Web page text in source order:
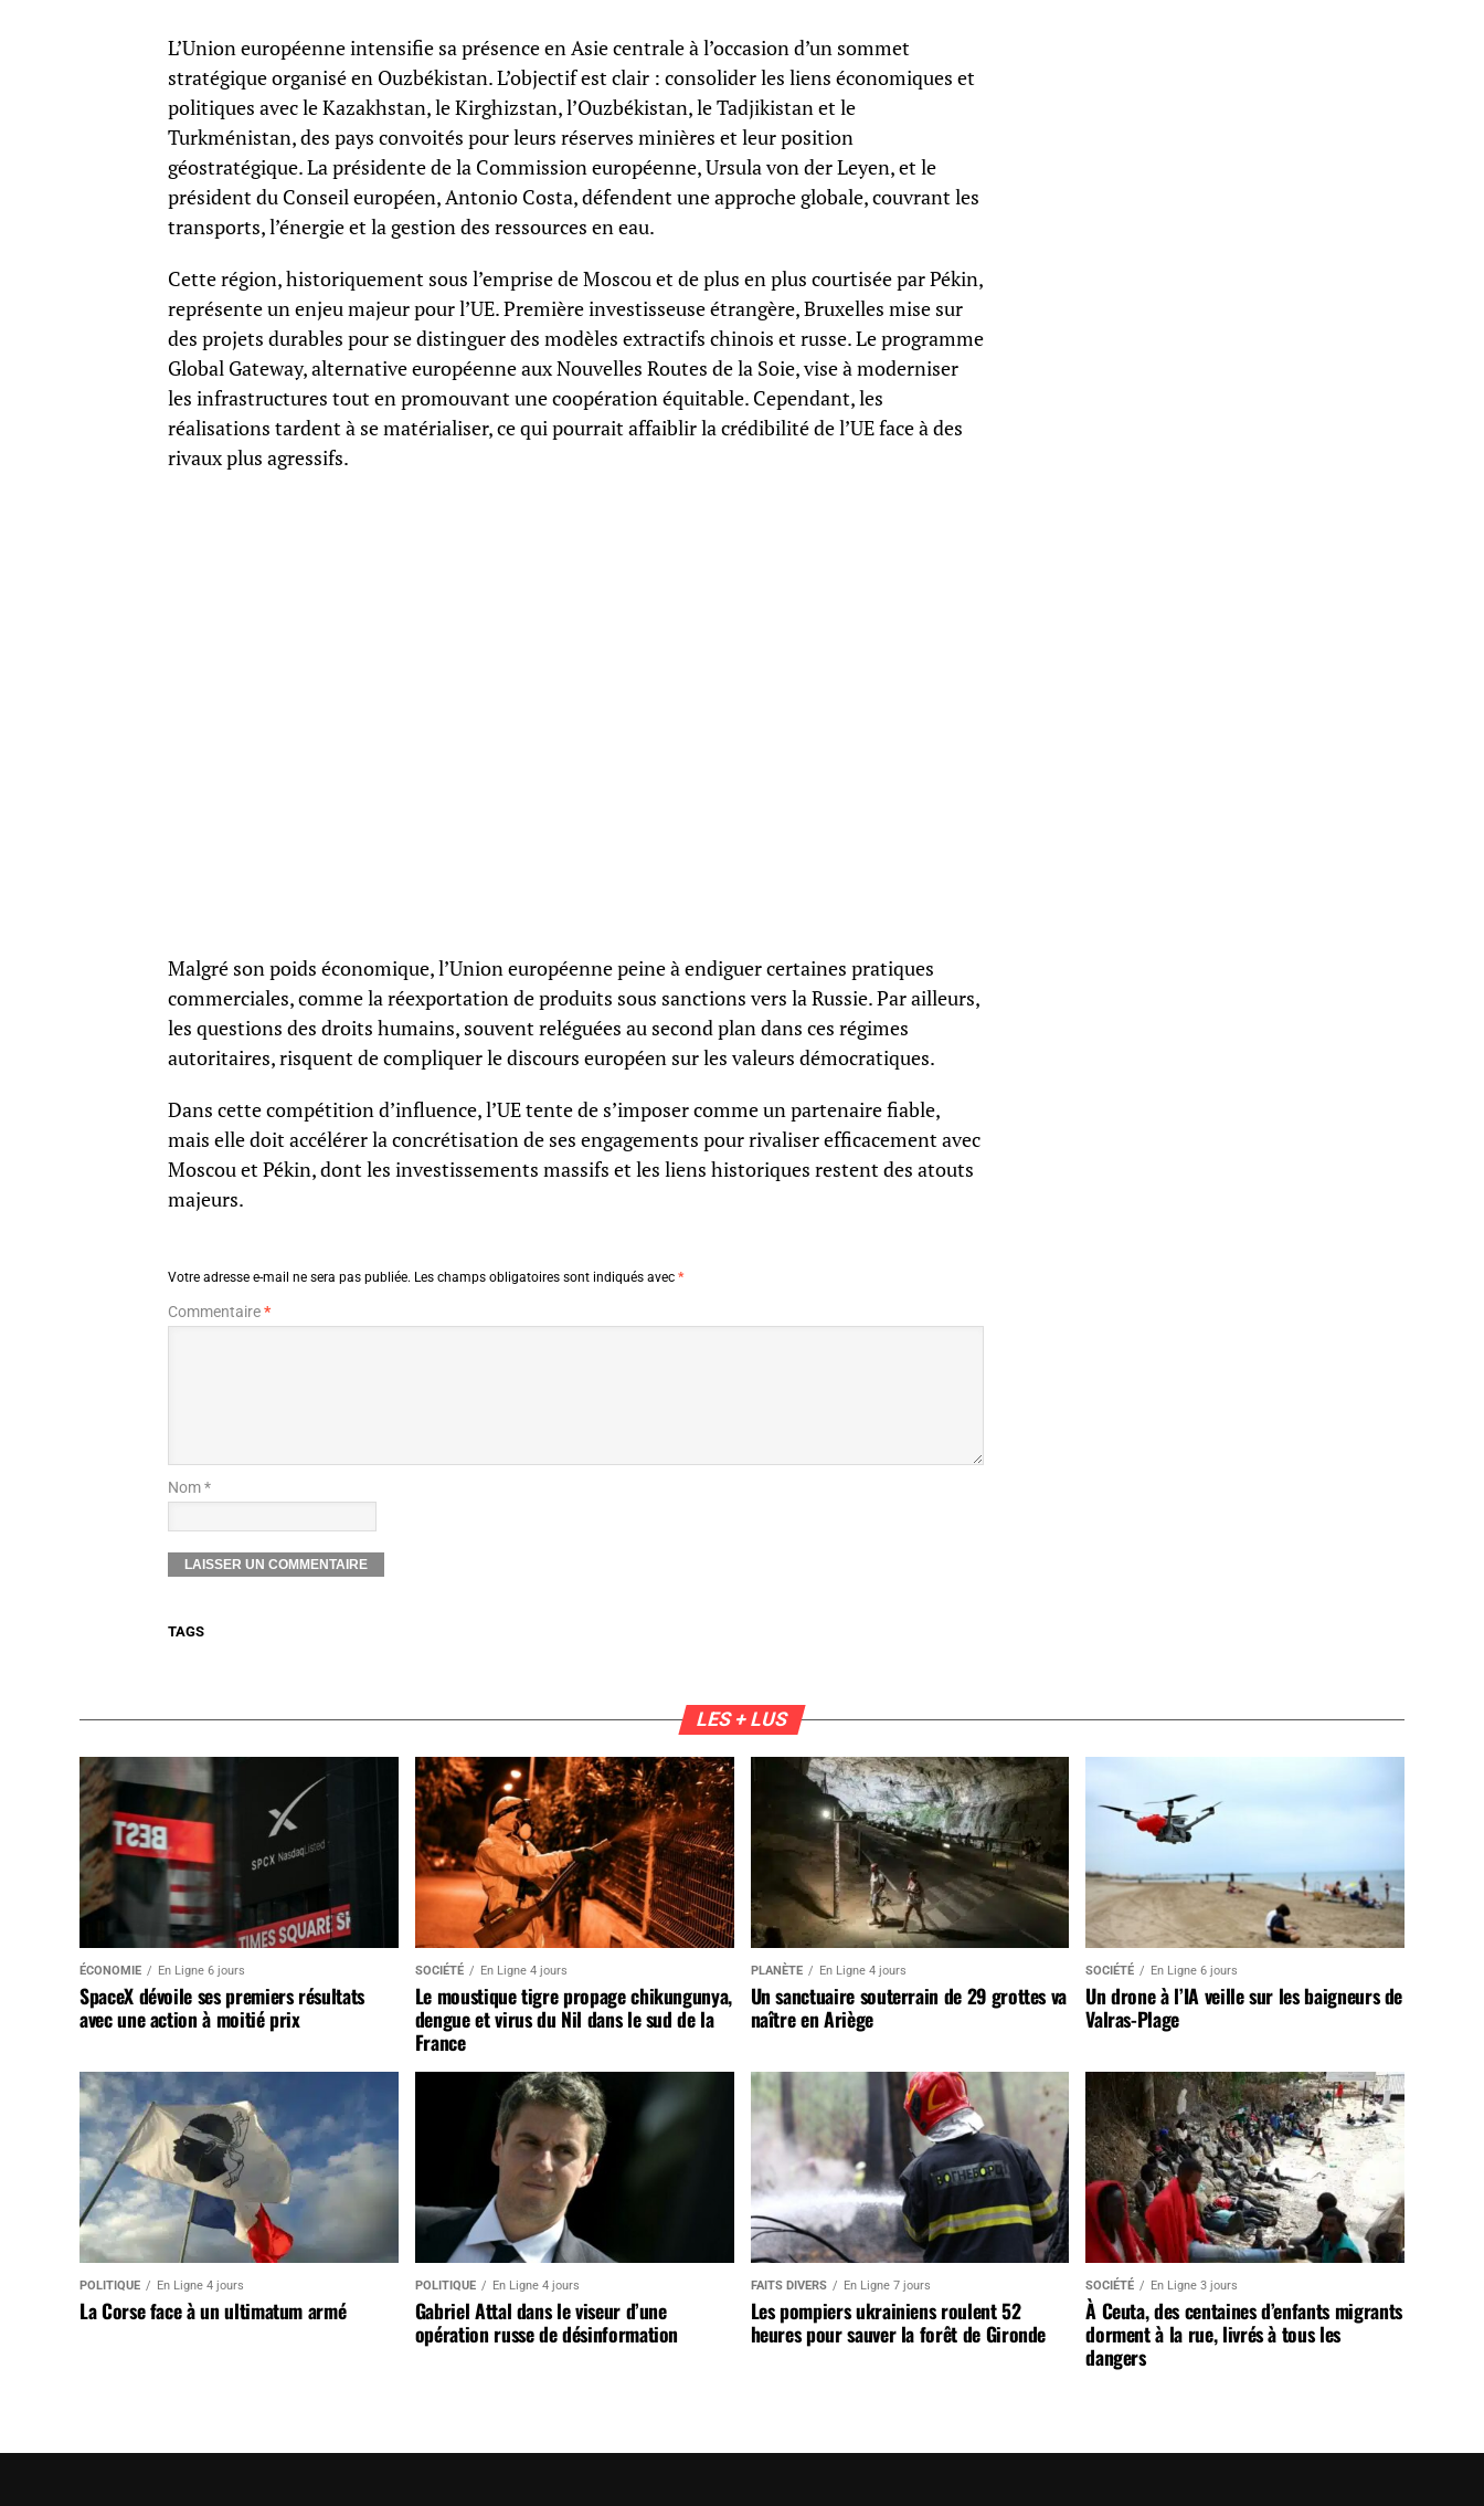
L’Union européenne intensifie sa présence en Asie centrale à l’occasion d’un sommet
stratégique organisé en Ouzbékistan. L’objectif est clair : consolider les liens économiques et
politiques avec le Kazakhstan, le Kirghizstan, l’Ouzbékistan, le Tadjikistan et le
Turkménistan, des pays convoités pour leurs réserves minières et leur position
géostratégique. La présidente de la Commission européenne, Ursula von der Leyen, et le
président du Conseil européen, Antonio Costa, défendent une approche globale, couvrant les
transports, l’énergie et la gestion des ressources en eau.
Cette région, historiquement sous l’emprise de Moscou et de plus en plus courtisée par Pékin,
représente un enjeu majeur pour l’UE. Première investisseuse étrangère, Bruxelles mise sur
des projets durables pour se distinguer des modèles extractifs chinois et russe. Le programme
Global Gateway, alternative européenne aux Nouvelles Routes de la Soie, vise à moderniser
les infrastructures tout en promouvant une coopération équitable. Cependant, les
réalisations tardent à se matérialiser, ce qui pourrait affaiblir la crédibilité de l’UE face à des
rivaux plus agressifs.
Malgré son poids économique, l’Union européenne peine à endiguer certaines pratiques
commerciales, comme la réexportation de produits sous sanctions vers la Russie. Par ailleurs,
les questions des droits humains, souvent reléguées au second plan dans ces régimes
autoritaires, risquent de compliquer le discours européen sur les valeurs démocratiques.
Dans cette compétition d’influence, l’UE tente de s’imposer comme un partenaire fiable,
mais elle doit accélérer la concrétisation de ses engagements pour rivaliser efficacement avec
Moscou et Pékin, dont les investissements massifs et les liens historiques restent des atouts
majeurs.
Votre adresse e-mail ne sera pas publiée. Les champs obligatoires sont indiqués avec *
Commentaire*
Nom *
TAGS
LES + LUS
ÉCONOMIE En Ligne 6 jours
SpaceX dévoile ses premiers résultats
avec une action à moitié prix
SOCIÉTÉ En Ligne 4 jours
Le moustique tigre propage chikungunya,
dengue et virus du Nil dans le sud de la
France
PLANÈTE En Ligne 4 jours
Un sanctuaire souterrain de 29 grottes va
naître en Ariège
SOCIÉTÉ En Ligne 6 jours
Un drone à l’IA veille sur les baigneurs de
Valras-Plage
POLITIQUE En Ligne 4 jours
La Corse face à un ultimatum armé
POLITIQUE En Ligne 4 jours
Gabriel Attal dans le viseur d’une
opération russe de désinformation
FAITS DIVERS En Ligne 7 jours
Les pompiers ukrainiens roulent 52
heures pour sauver la forêt de Gironde
SOCIÉTÉ En Ligne 3 jours
À Ceuta, des centaines d’enfants migrants
dorment à la rue, livrés à tous les
dangers